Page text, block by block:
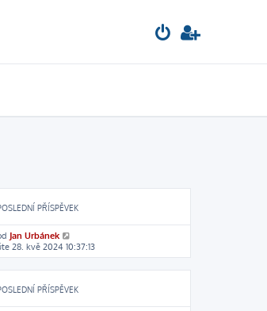
PŘÍSPĚVEK
Jan Urbánek
28. kvě 2024 10:37:13
PŘÍSPĚVEK